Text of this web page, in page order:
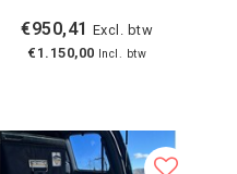
€950,41 Excl. btw
€1.150,00 Incl. btw